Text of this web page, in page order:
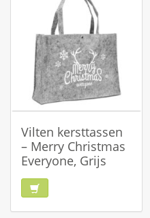
Vilten kersttassen
– Merry Christmas
Everyone, Grijs